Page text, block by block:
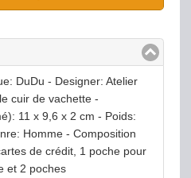
contents
DuDu - Designer: Atelier
cuir de vachette -
11 x 9,6 x 2 cm - Poids:
Homme - Composition
de crédit, 1 poche pour
et 2 poches